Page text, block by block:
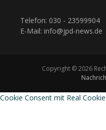
Telefon: 030 - 23599904
E-Mail: info@jpd-news.de
Copyright © 2026
Cookie Consent mit Real